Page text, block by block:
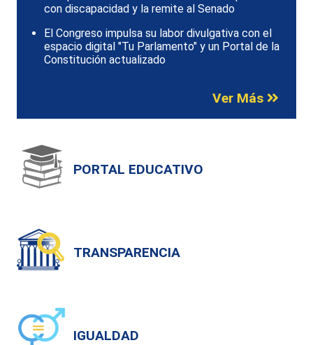
con discapacidad y la remite al Senado
El Congreso impulsa su labor divulgativa con el
espacio digital "Tu Parlamento" y un Portal de la
Constitución actualizado
Ver Más
PORTAL EDUCATIVO
TRANSPARENCIA
IGUALDAD